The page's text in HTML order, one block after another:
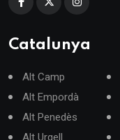
Catalunya
Alt Camp
Alt Empordà
Alt Penedès
Alt Urgell